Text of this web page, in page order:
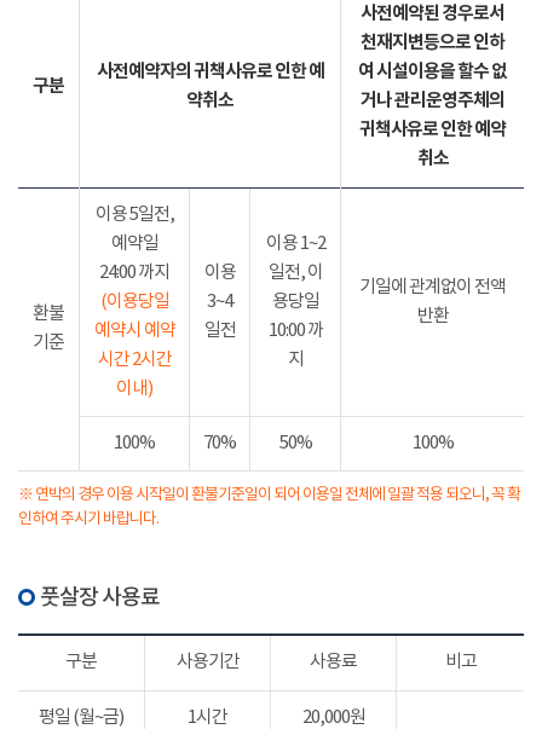
구분
사전예약자의 귀책사유로 인한 예
약취소
사전예약된 경우로서
천재지변등으로 인하
여 시설이용을 할수 없
거나 관리운영주체의
귀책사유로 인한 예약
취소
환불
기준
이용 5일전,
예약일
24:00 까지
(이용당일
예약시 예약
시간 2시간
이내)
이용
3~4
일전
이용 1~2
일전, 이
용당일
10:00 까
지
기일에 관계없이 전액
반환
100% 70% 50% 100%
※ 연박의 경우 이용 시작일이 환불기준일이 되어 이용일 전체에 일괄 적용 되오니, 꼭 확
인하여 주시기 바랍니다.
풋살장 사용료
구분 사용기간 사용료 비고
평일 (월~금) 1시간 20,000원